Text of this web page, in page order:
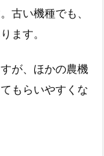
古い機種でも、
ます。
が、ほかの農機
もらいやすくな